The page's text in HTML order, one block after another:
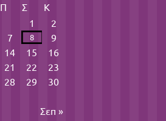
Π Σ
Κ
1
2
7 8
9
14 15
16
21 22
23
28 29
30
Σεπ »